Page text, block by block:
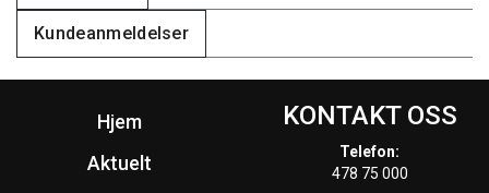
Kundeanmeldelser
Hjem
Aktuelt
KONTAKT OSS
Telefon:
478 75 000